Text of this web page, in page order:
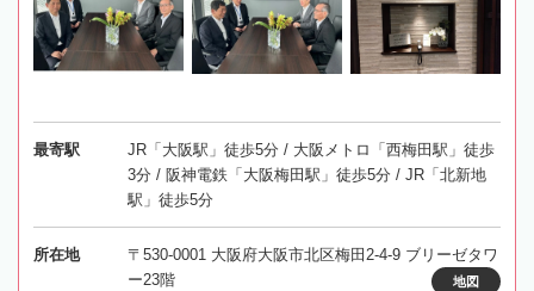
最寄駅
JR「大阪駅」徒歩5分 / 大阪メトロ「西梅田駅」徒歩
3分 / 阪神電鉄「大阪梅田駅」徒歩5分 / JR「北新地
駅」徒歩5分
所在地
〒530-0001 大阪府大阪市北区梅田2-4-9 ブリーゼタワ
ー23階
地図